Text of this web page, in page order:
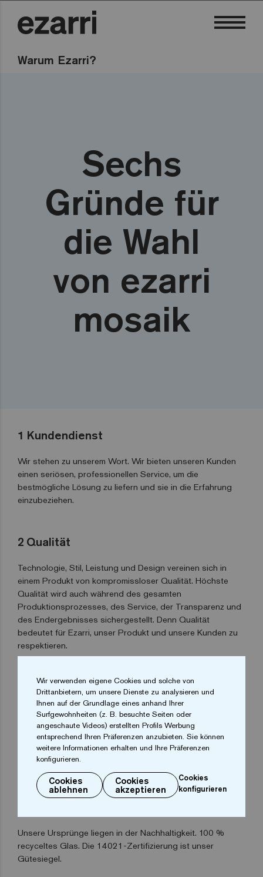
Warum Ezarri?
Sechs
Gründe für
die Wahl
von ezarri
mosaik
1 Kundendienst
Wir stehen zu unserem Wort. Wir bieten unseren Kunden
einen seriösen, professionellen Service, um die
bestmögliche Lösung zu liefern und sie in die Erfahrung
einzubeziehen.
2 Qualität
Technologie, Stil, Leistung und Design vereinen sich in
einem Produkt von kompromissloser Qualität. Höchste
Qualität wird auch während des gesamten
Produktionsprozesses, des Service, der Transparenz und
des Endergebnisses sichergestellt. Denn Qualität
bedeutet für Ezarri, unser Produkt und unsere Kunden zu
respektieren.
Anpassung
Mit unserem Mix-Generator können Sie Ihre eigene
Komposition aus unserem breiten Angebot an
Mosaikfliesen erstellen. Oder wenn Sie es vorziehen,
können wir mit unserem Digitaldrucksystem ein
maßgeschneidertes Design für Ihr Projekt erstellen.
Unsere Ursprünge liegen in der Nachhaltigkeit. 100 %
recyceltes Glas. Die 14021-Zertifizierung ist unser
Gütesiegel.
Wir verwenden eigene Cookies und solche von
Drittanbietern, um unsere Dienste zu analysieren und
Ihnen auf der Grundlage eines anhand Ihrer
Surfgewohnheiten (z. B. besuchte Seiten oder
angeschaute Videos) erstellten Profils Werbung
entsprechend Ihren Präferenzen anzubieten. Sie können
weitere Informationen erhalten und Ihre Präferenzen
konfigurieren.
Cookies
ablehnen
Cookies
akzeptieren
Cookies
konfigurieren